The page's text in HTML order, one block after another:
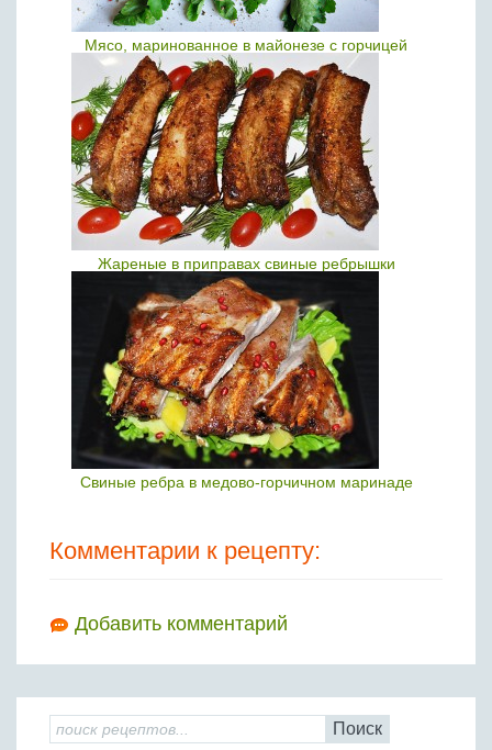
Мясо, маринованное в майонезе с горчицей
Жареные в приправах свиные ребрышки
Свиные ребра в медово-горчичном маринаде
Комментарии к рецепту:
Добавить комментарий
Поиск